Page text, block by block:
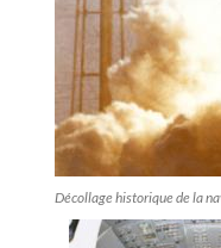
Décollage historique de la